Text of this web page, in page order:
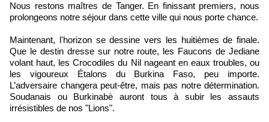
Nous restons maîtres de Tanger. En finissant premiers, nous
prolongeons notre séjour dans cette ville qui nous porte chance.
Maintenant, l'horizon se dessine vers les huitièmes de finale.
Que le destin dresse sur notre route, les Faucons de Jediane
volant haut, les Crocodiles du Nil nageant en eaux troubles, ou
les vigoureux Étalons du Burkina Faso, peu importe.
L’adversaire changera peut-être, mais pas notre détermination.
Soudanais ou Burkinabè auront tous à subir les assauts
irrésistibles de nos "Lions".